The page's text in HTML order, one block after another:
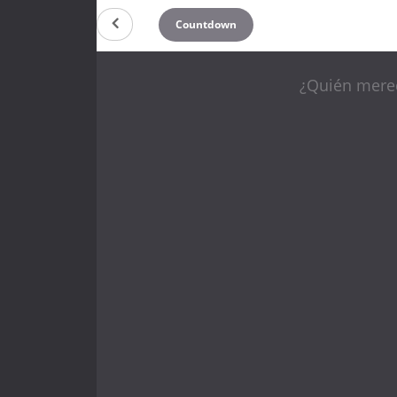
Countdown
¿Quién